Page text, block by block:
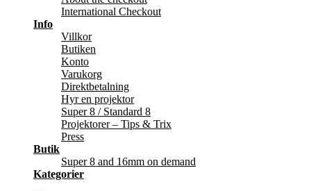
International Checkout
Info
Villkor
Butiken
Konto
Varukorg
Direktbetalning
Hyr en projektor
Super 8 / Standard 8
Projektorer – Tips & Trix
Press
Butik
Super 8 and 16mm on demand
Kategorier